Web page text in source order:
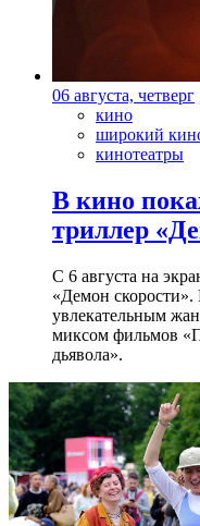
06 августа, четверг
кино
широкий
кинотеатры
В кино
триллер
С 6 августа на
«Демон
увлекательным
миксом фильмов
дьявола».